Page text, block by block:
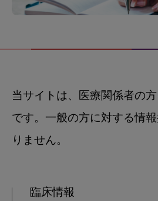
当サイトは、医療関係者の
です。一般の方に対する情
りません。
臨床情報